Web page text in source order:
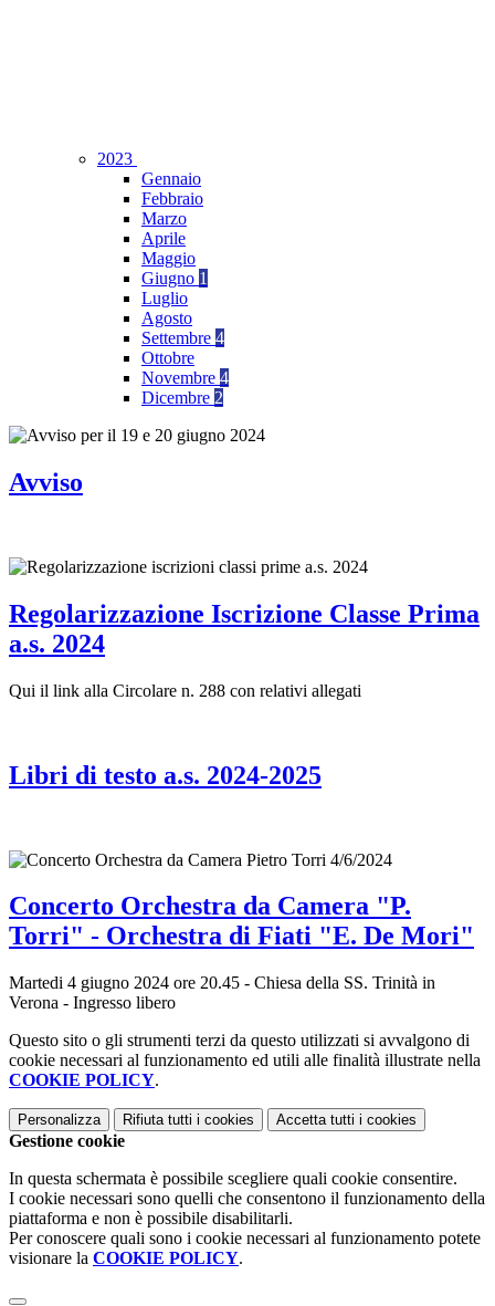
2023
Gennaio
Febbraio
Marzo
Aprile
Maggio
Giugno 1
Luglio
Agosto
Settembre 4
Ottobre
Novembre 4
Dicembre 2
Avviso
Regolarizzazione Iscrizione Classe Prima
a.s. 2024
Qui il link alla Circolare n. 288 con relativi allegati
Libri di testo a.s. 2024-2025
Concerto Orchestra da Camera "P.
Torri" - Orchestra di Fiati "E. De Mori"
Martedi 4 giugno 2024 ore 20.45 - Chiesa della SS. Trinità in
Verona - Ingresso libero
Questo sito o gli strumenti terzi da questo utilizzati si avvalgono di
cookie necessari al funzionamento ed utili alle finalità illustrate nella
COOKIE POLICY.
Personalizza Rifiuta tutti i cookies Accetta tutti i cookies
Gestione cookie
In questa schermata è possibile scegliere quali cookie consentire.
I cookie necessari sono quelli che consentono il funzionamento della
piattaforma e non è possibile disabilitarli.
Per conoscere quali sono i cookie necessari al funzionamento potete
visionare la COOKIE POLICY.